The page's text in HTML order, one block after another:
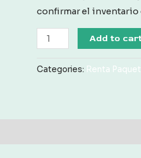
confirmar el inventario
Renta
Juego
de
Add to
Categories: Renta